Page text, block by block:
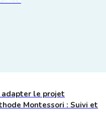
adapter le projet
Montessori : Suivi et